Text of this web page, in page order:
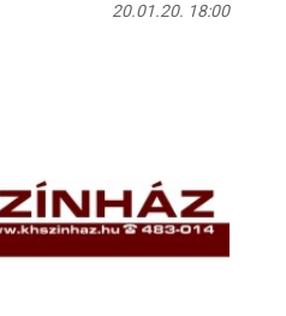
20.01.20. 18:00